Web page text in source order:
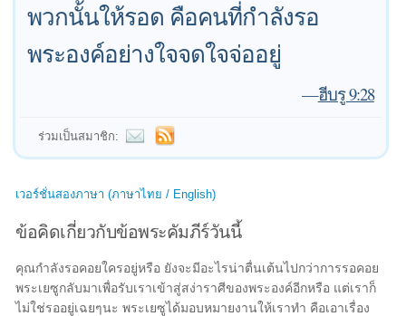
พวกนั้นให้รอด คือคนที่กำลังรอ
พระองค์อย่างใจจดใจจ่ออยู่
—ฮีบรู 9:28
ร่วมเป็นสมาชิก:
เวอร์ชั่นสองภาษา (ภาษาไทย / English)
ข้อคิดเกี่ยวกับข้อพระคัมภีร์วันนี้
คุณกำลังรอคอยใครอยู่หรือ ยังจะมีอะไรน่าตื่นเต้นไปกว่าการรอคอย
พระเยซูกลับมาเพื่อรับเราเข้าสู่สง่าราศีของพระองค์อีกหรือ แต่เราก็
ไม่ใช่รออยู่เฉยๆนะ พระเยซูได้มอบหมายงานให้เราทำ คือเอาเรื่อง